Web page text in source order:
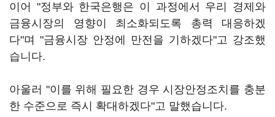
이어 "정부와 한국은행은 이 과정에서 우리 경제와
금융시장의 영향이 최소화되도록 총력 대응하겠
다"며 "금융시장 안정에 만전을 기하겠다"고 강조했
습니다.
아울러 "이를 위해 필요한 경우 시장안정조치를 충분
한 수준으로 즉시 확대하겠다"고 말했습니다.